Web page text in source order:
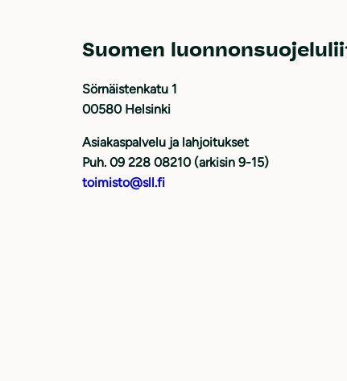
Suomen
Sörnäistenkatu 1
00580 Helsinki
Asiakaspalvelu ja lahjoitukset
Puh. 09 228 08210 (arkisin 9-15)
toimisto@sll.fi